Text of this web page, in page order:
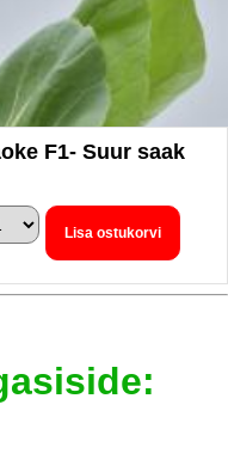
F1- Suur saak
Lisa ostukorvi